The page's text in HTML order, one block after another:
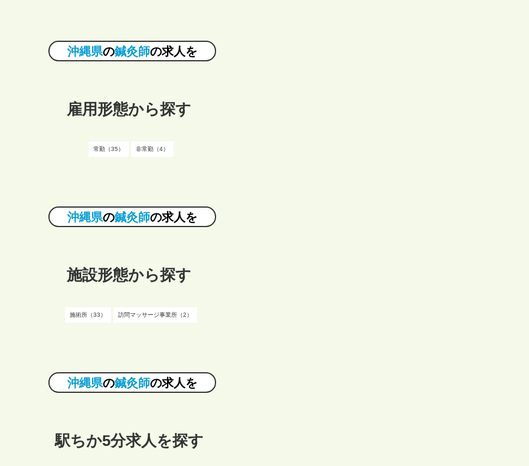
沖縄県の鍼灸師の求人を
雇用形態から探す
常勤（35） 非常勤（4）
沖縄県の鍼灸師の求人を
施設形態から探す
施術所（33） 訪問マッサージ事業所（2）
沖縄県の鍼灸師の求人を
駅ちか5分求人を探す